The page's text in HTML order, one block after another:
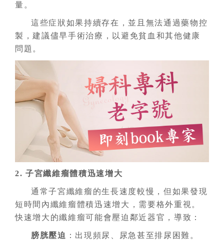
量。
這些症狀如果持續存在，並且無法通過藥物控
製，建議儘早手術治療，以避免貧血和其他健康
問題。
2. 子宮纖維瘤體積迅速增大
通常子宮纖維瘤的生長速度較慢，但如果發現
短時間內纖維瘤體積迅速增大，需要格外重視。
快速增大的纖維瘤可能會壓迫鄰近器官，導致：
膀胱壓迫 ：出現頻尿、尿急甚至排尿困難。